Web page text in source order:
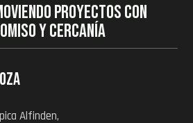
PROYECTOS CON
Y CERCANÍA
Alfinden,